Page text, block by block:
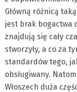
Główną różnicą
jest brak bogactwa
znajdują się cały
stworzyły, a co za
standardów tego,
obsługiwany.
Włoszech duża